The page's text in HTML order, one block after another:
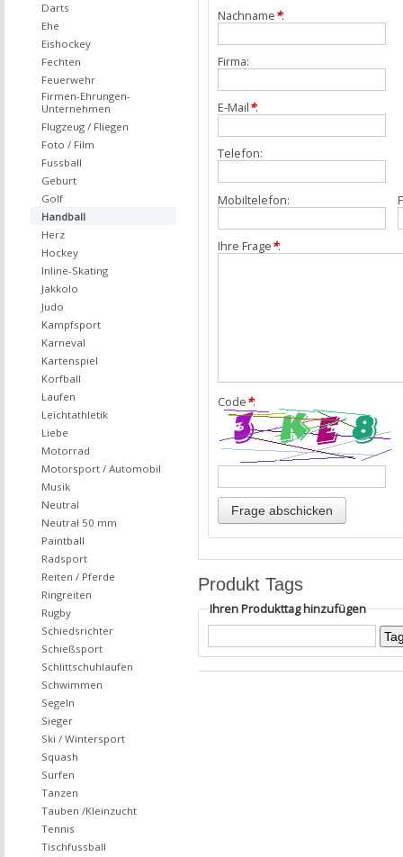
Nachname*:
Firma:
E-Mail*:
Telefon:
Mobiltelefon:
Ihre Frage*:
Code*:
Produkt Tags
Ihren Produkttag hinzufügen
Darts
Ehe
Eishockey
Fechten
Feuerwehr
Firmen-Ehrungen-
Unternehmen
Flugzeug / Fliegen
Foto / Film
Fussball
Geburt
Golf
Handball
Herz
Hockey
Inline-Skating
Jakkolo
Judo
Kampfsport
Karneval
Kartenspiel
Korfball
Laufen
Leichtathletik
Liebe
Motorrad
Motorsport / Automobil
Musik
Neutral
Neutral 50 mm
Paintball
Radsport
Reiten / Pferde
Ringreiten
Rugby
Schiedsrichter
Schießsport
Schlittschuhlaufen
Schwimmen
Segeln
Sieger
Ski / Wintersport
Squash
Surfen
Tanzen
Tauben /Kleinzucht
Tennis
Tischfussball